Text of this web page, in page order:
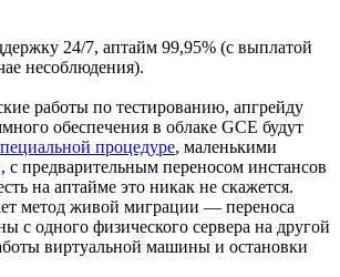
24/7, аптайм 99,95% (с выплатой
несоблюдения).
работы по тестированию, апгрейду
обеспечения в облаке GCE будут
процедуре, маленькими
c предварительным переносом инстансов
на аптайме это никак не скажется.
метод живой миграции — переноса
с одного физического сервера на другой
виртуальной машины и остановки